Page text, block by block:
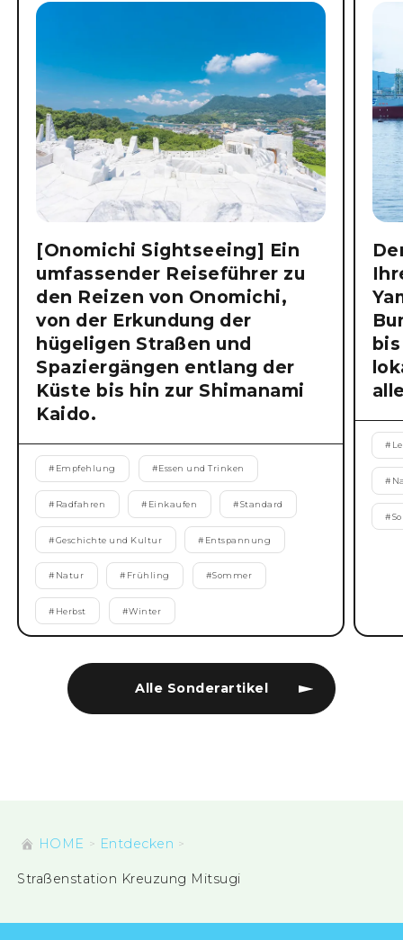
Alle Sonderartikel
[Onomichi Sightseeing] Ein
umfassender Reiseführer zu
den Reizen von Onomichi,
von der Erkundung der
hügeligen Straßen und
Spaziergängen entlang der
Küste bis hin zur Shimanami
Kaido.
# Empfehlung #Essen und Trinken
# Radfahren # Einkaufen #Standard
#Geschichte und Kultur # Entspannung
# Natur # Frühling #Sommer
# Herbst #Winter
#
#
#
HOME Entdecken
Straßenstation Kreuzung Mitsugi